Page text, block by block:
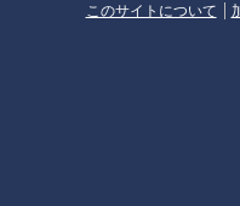
このサイトについて